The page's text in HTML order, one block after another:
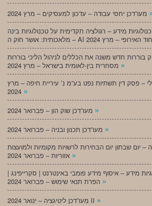
מידע – רגולציה תקדימית על טכנולוגיות בינה
בוררות חדש משנה את הכללים לניהול הליכי בוררות
»
– פסק דין תשתיות נפט בע”מ נ’ עיריית חיפה – מרץ
»
»
»
– יום שבתון יום הבחירות לרשויות מקומיות ולמועצות
»
מידע – איסוף מידע פומבי באינטרנט | סקרייפינג |
»
מעו”דכן ליטיגציה – ינואר 2024 II »